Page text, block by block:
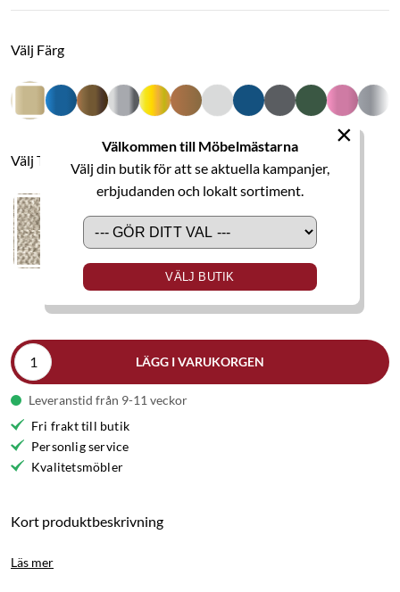
Välkommen till Möbelmästarna
Välj din butik för att se aktuella kampanjer,
erbjudanden och lokalt sortiment.
VÄLJ BUTIK
×
Välj Färg
Välj Tyg
LÄGG I VARUKORGEN
Leveranstid från 9-11 veckor
Fri frakt till butik
Personlig service
Kvalitetsmöbler
Kort produktbeskrivning
Läs mer